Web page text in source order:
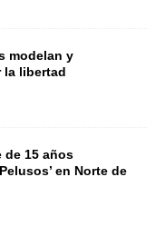
modelan y
la libertad
de 15 años
en Norte de